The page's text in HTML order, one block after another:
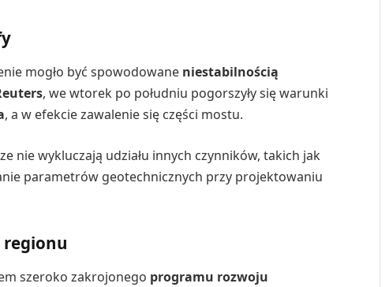
mogło być spowodowane niestabilnością
, we wtorek po południu pogorszyły się warunki
, a w efekcie zawalenie się części mostu.
nie wykluczają udziału innych czynników, takich jak
parametrów geotechnicznych przy projektowaniu
regionu
szeroko zakrojonego programu rozwoju